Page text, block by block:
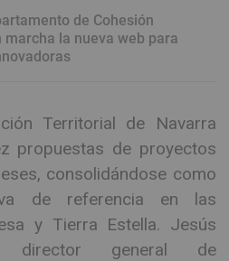
de Cohesión
la nueva web para
Territorial de Navarra
propuestas de proyectos
consolidándose como
de referencia en las
y Tierra Estella. Jesús
director general de